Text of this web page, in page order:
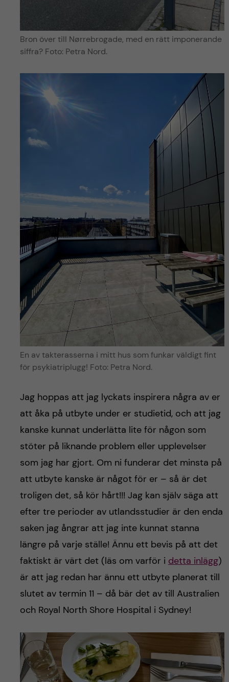
Bron över till Nørrebrogade, med en rätt imponerande
siffra? Foto: Petra Nord.
En av takterasserna i mitt hus som funkar väldigt fint
för psykiatriplugg! Foto: Petra Nord.
Jag hoppas att jag lyckats inspirera några av er
att åka på utbyte under er studietid, och att jag
kanske kunnat underlätta lite för någon som
stöter på liknande problem eller upplevelser
som jag har gjort. Om ni funderar det minsta på
att utbyte kanske är något för er – så är det
troligen det, så kör hårt!!! Jag kan själv säga att
efter tre perioder av utlandsstudier är den enda
saken jag ångrar att jag inte kunnat stanna
längre på varje ställe! Ännu ett bevis på att det
faktiskt är värt det (läs om varför i detta inlägg)
är att jag redan har ännu ett utbyte planerat till
slutet av termin 11 – då bär det av till Australien
och Royal North Shore Hospital i Sydney!